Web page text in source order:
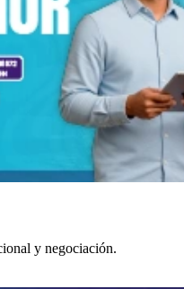
y negociación.